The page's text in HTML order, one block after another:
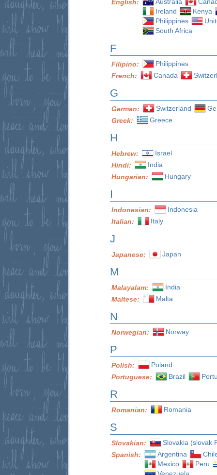
English:
Ireland
Kenya
Philippines
South Africa
F
Filipino:
Philippines
French:
Canada
G
German: Switzerland
Greek:
Greece
H
Hebrew:
Israel
Hindi:
India
Hungarian:
Hungary
I
Indonesian:
Indonesia
Italian:
Italy
J
Japanese: Japan
M
Malayalam:
India
Maltese:
Malta
N
Norwegian: Norway
P
Polish:
Poland
Portuguese:
Brazil
R
Romanian: Romania
S
Slovakian:
Slovakia (slovak
Spanish:
Argentina
Mexico
Peru
Venezuela